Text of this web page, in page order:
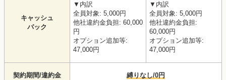
キャッシュ
バック
▼内訳
全員対象: 5,000円
他社違約金負担: 60,000
円
オプション追加等:
47,000円
▼内訳
全員対象: 5,000円
他社違約金負担:
60,000円
オプション追加等:
47,000円
契約期間/違約金 縛りなし/0円